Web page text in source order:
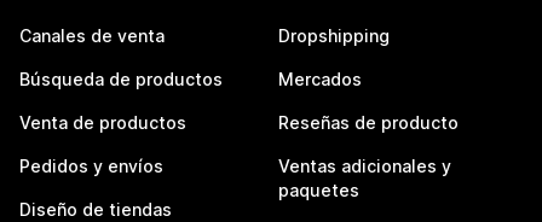
Canales de venta
Búsqueda de productos
Venta de productos
Pedidos y envíos
Diseño de tiendas
Dropshipping
Mercados
Reseñas de producto
Ventas adicionales y
paquetes